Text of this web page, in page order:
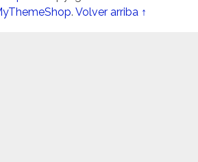
.Volver arriba ↑